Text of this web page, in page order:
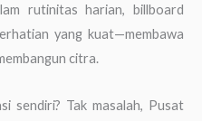
rutinitas harian, billboard
yang kuat—membawa
citra.
sendiri? Tak masalah, Pusat